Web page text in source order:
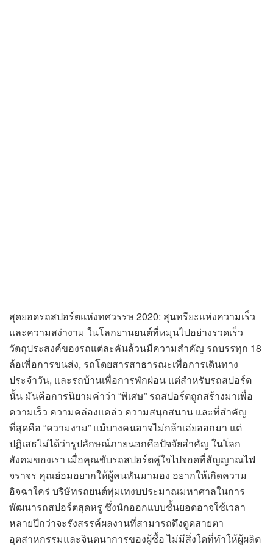
สุดยอดรถสปอร์ตแห่งทศวรรษ 2020: สุนทรียะแห่งความเร็ว
และความสง่างาม ในโลกยานยนต์ที่หมุนไปอย่างรวดเร็ว
วัตถุประสงค์ของรถแต่ละคันล้วนมีความสำคัญ รถบรรทุก 18
ล้อเพื่อการขนส่ง, รถโดยสารสาธารณะเพื่อการเดินทาง
ประจำวัน, และรถบ้านเพื่อการพักผ่อน แต่สำหรับรถสปอร์ต
นั้น มันคือการนิยามคำว่า “พิเศษ” รถสปอร์ตถูกสร้างมาเพื่อ
ความเร็ว ความคล่องแคล่ว ความสนุกสนาน และที่สำคัญ
ที่สุดคือ “ความงาม” แม้บางคนอาจไม่กล้าเอ่ยออกมา แต่
ปฏิเสธไม่ได้ว่ารูปลักษณ์ภายนอกคือปัจจัยสำคัญ ในโลก
สังคมของเรา เมื่อคุณขับรถสปอร์ตคู่ใจไปจอดที่สัญญาณไฟ
จราจร คุณย่อมอยากให้ผู้คนหันมามอง อยากให้เกิดความ
อิจฉาใคร่ บริษัทรถยนต์ทุ่มเทงบประมาณมหาศาลในการ
พัฒนารถสปอร์ตสุดหรู ซึ่งนักออกแบบชั้นยอดอาจใช้เวลา
หลายปีกว่าจะรังสรรค์ผลงานที่สามารถดึงดูดสายตา
อุตสาหกรรมและจินตนาการของผู้ซื้อ ไม่มีสิ่งใดที่ทำให้ผู้ผลิต